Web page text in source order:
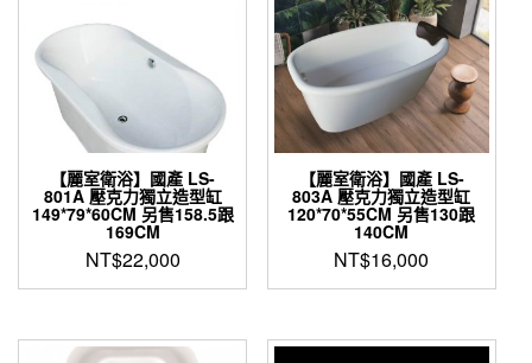
NT$32,000。
【麗室衛浴】國產 LS-
801A 壓克力獨立造型缸
149*79*60CM 另售158.5跟
169CM
NT$22,000
【麗室衛浴】國產 LS-
803A 壓克力獨立造型缸
120*70*55CM 另售130跟
140CM
NT$16,000